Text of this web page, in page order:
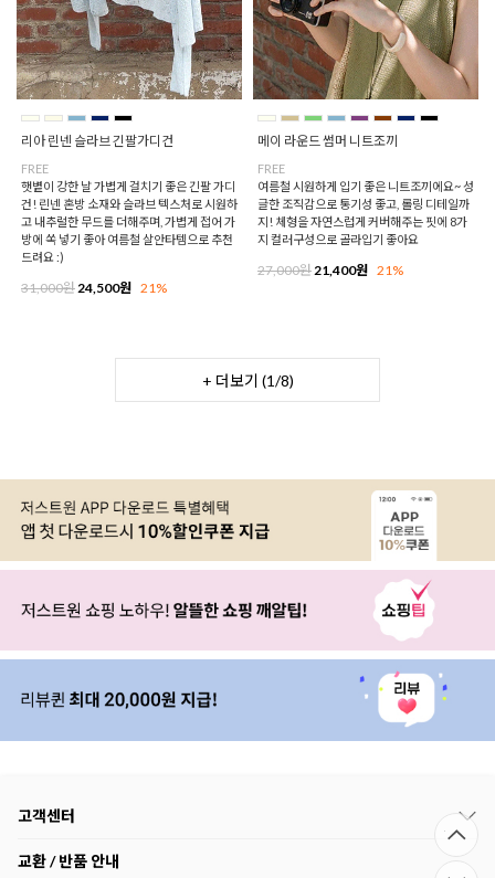
리아 린넨 슬라브 긴팔가디건
FREE
햇볕이 강한 날 가볍게 걸치기 좋은 긴팔 가디
건! 린넨 혼방 소재와 슬라브 텍스처로 시원하
고 내추럴한 무드를 더해주며, 가볍게 접어 가
방에 쏙 넣기 좋아 여름철 살안타템으로 추천
드려요 :)
31,000원24,500원 21%
메이 라운드 썸머 니트조끼
FREE
여름철 시원하게 입기 좋은 니트조끼에요~ 성
글한 조직감으로 통기성 좋고, 롤링 디테일까
지! 체형을 자연스럽게 커버해주는 핏에 8가
지 컬러구성으로 골라입기 좋아요
27,000원 21,400원 21%
+ 더보기 (1/8)
고객센터
교환 / 반품 안내